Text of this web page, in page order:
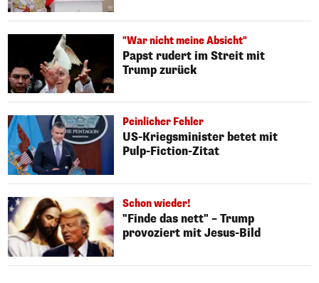
"War nicht meine Absicht"
Papst rudert im Streit mit
Trump zurück
Peinlicher Fehler
US-Kriegsminister betet mit
Pulp-Fiction-Zitat
Schon wieder!
"Finde das nett" – Trump
provoziert mit Jesus-Bild